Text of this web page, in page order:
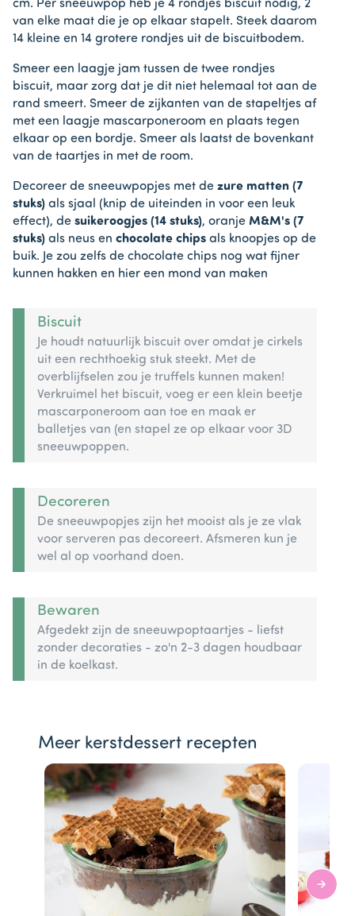
cm. Per sneeuwpop heb je 4 rondjes biscuit nodig, 2
van elke maat die je op elkaar stapelt. Steek daarom
14 kleine en 14 grotere rondjes uit de biscuitbodem.
Smeer een laagje jam tussen de twee rondjes
biscuit, maar zorg dat je dit niet helemaal tot aan de
rand smeert. Smeer de zijkanten van de stapeltjes af
met een laagje mascarponeroom en plaats tegen
elkaar op een bordje. Smeer als laatst de bovenkant
van de taartjes in met de room.
Decoreer de sneeuwpopjes met de zure matten (7
stuks) als sjaal (knip de uiteinden in voor een leuk
effect), de suikeroogjes (14 stuks), oranje M&M's (7
stuks) als neus en chocolate chips als knoopjes op de
buik. Je zou zelfs de chocolate chips nog wat fijner
kunnen hakken en hier een mond van maken
Biscuit
Je houdt natuurlijk biscuit over omdat je cirkels
uit een rechthoekig stuk steekt. Met de
overblijfselen zou je truffels kunnen maken!
Verkruimel het biscuit, voeg er een klein beetje
mascarponeroom aan toe en maak er
balletjes van (en stapel ze op elkaar voor 3D
sneeuwpoppen.
Decoreren
De sneeuwpopjes zijn het mooist als je ze vlak
voor serveren pas decoreert. Afsmeren kun je
wel al op voorhand doen.
Bewaren
Afgedekt zijn de sneeuwpoptaartjes - liefst
zonder decoraties - zo'n 2-3 dagen houdbaar
in de koelkast.
Meer kerstdessert recepten